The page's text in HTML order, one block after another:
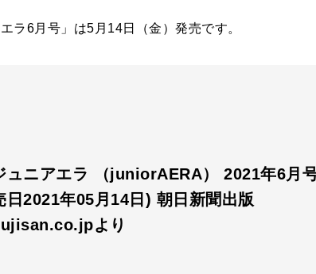
ラ6月号」は5月14日（金）発売です。
ュニアエラ （juniorAERA） 2021年6月
日2021年05月14日) 朝日新聞出版
より